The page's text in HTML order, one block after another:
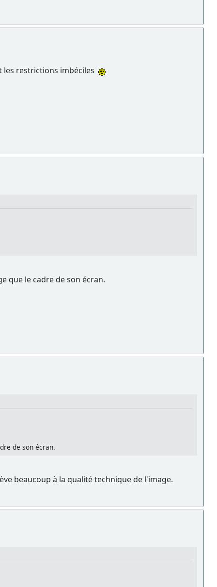
les restrictions imbéciles
que le cadre de son écran.
de son écran.
beaucoup à la qualité technique de l'image.